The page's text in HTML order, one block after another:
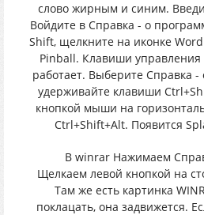
слово жирным и синим.
Войдите в Справка - о
Shift, щелкните на иконке
Pinball. Клавиши
работает. Выберите Справка
удерживайте клавиши
кнопкой мыши на
Ctrl+Shift+Alt. Появится
В winrar Нажимаем
Щелкаем левой кнопкой на
Там же есть картинка
поклацать, она задвижется.